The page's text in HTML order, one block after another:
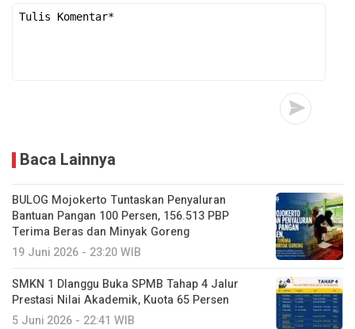
Baca Lainnya
BULOG Mojokerto Tuntaskan Penyaluran
Bantuan Pangan 100 Persen, 156.513 PBP
Terima Beras dan Minyak Goreng
19 Juni 2026 - 23:20 WIB
SMKN 1 Dlanggu Buka SPMB Tahap 4 Jalur
Prestasi Nilai Akademik, Kuota 65 Persen
5 Juni 2026 - 22:41 WIB